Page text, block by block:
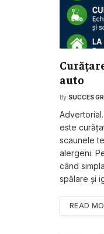
auto
By SUCCES
este
scaunele
alergeni.
când
spălare și
READ